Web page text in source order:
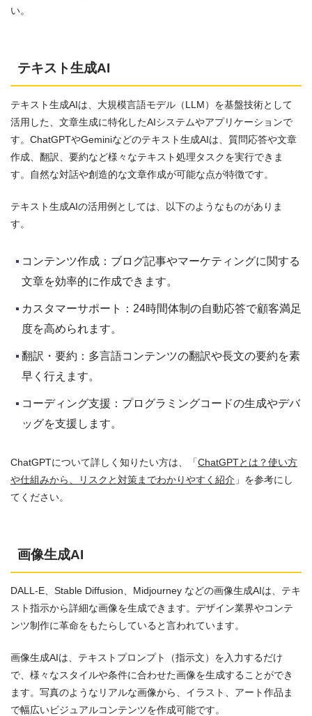
い。
テキスト生成AI
テキスト生成AIは、大規模言語モデル（LLM）を基盤技術として
活用した、文章生成に特化したAIシステムやアプリケーションで
す。ChatGPTやGeminiなどのテキスト生成AIは、質問応答や文章
作成、翻訳、要約など様々なテキスト処理タスクを実行できま
す。自然な対話や創造的な文章作成が可能な点が特徴です。
テキスト生成AIの活用例としては、以下のようなものがありま
す。
コンテンツ作成：ブログ記事やマーケティングに関する
文章を効率的に作成できます。
カスタマーサポート：24時間体制の自動応答で顧客満足
度を高められます。
翻訳・要約：多言語コンテンツの翻訳や長文の要約を素
早く行えます。
コーディング支援：プログラミングコードの生成やデバ
ッグを支援します。
ChatGPTについて詳しく知りたい方は、「ChatGPTとは？使い方
や仕組みから、リスクと対策までわかりやすく紹介 」を参考にし
てください。
画像生成AI
DALL-E、Stable Diffusion、Midjourney などの画像生成AIは、テキ
スト指示から詳細な画像を生成できます。デザイン業界やコンテ
ンツ制作に革命をもたらしていると言われています。
画像生成AIは、テキストプロンプト（指示文）を入力するだけ
で、様々なスタイルや条件に合わせた画像を生成することができ
ます。写真のようなリアルな画像から、イラスト、アート作品ま
で幅広いビジュアルコンテンツを作成可能です。